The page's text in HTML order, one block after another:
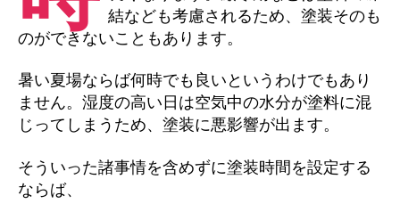
結なども考慮されるため、塗装そのも
のができないこともあります。
暑い夏場ならば何時でも良いというわけでもあり
ません。湿度の高い日は空気中の水分が塗料に混
じってしまうため、塗装に悪影響が出ます。
そういった諸事情を含めずに塗装時間を設定する
ならば、